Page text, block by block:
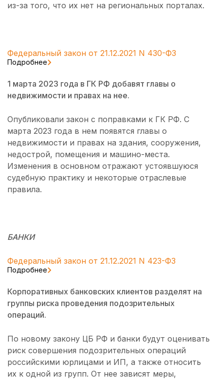
из-за того, что их нет на региональных порталах.
Федеральный закон от 21.12.2021 N 430-ФЗ
Подробнее
1 марта 2023 года в ГК РФ добавят главы о
недвижимости и правах на нее.
Опубликовали закон с поправками к ГК РФ. С
марта 2023 года в нем появятся главы о
недвижимости и правах на здания, сооружения,
недострой, помещения и машино-места.
Изменения в основном отражают устоявшуюся
судебную практику и некоторые отраслевые
правила.
БАНКИ
Федеральный закон от 21.12.2021 N 423-ФЗ
Подробнее
Корпоративных банковских клиентов разделят на
группы риска проведения подозрительных
операций.
По новому закону ЦБ РФ и банки будут оценивать
риск совершения подозрительных операций
российскими юрлицами и ИП, а также относить
их к одной из групп. От нее зависят меры,